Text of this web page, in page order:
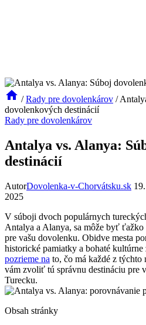
/ Rady pre dovolenkárov /
dovolenkových destinácií
Rady pre dovolenkárov
Antalya vs. Alanya:
destinácií
AutorDovolenka-v-Chorvátsku.sk
2025
V súboji dvoch populárnych
Antalya a Alanya, sa môže byť
pre vašu dovolenku. Obidve mesta
historické pamiatky a bohaté
pozrieme na to, čo má každé z
vám zvoliť tú správnu destináciu pre
Turecku.
Obsah stránky